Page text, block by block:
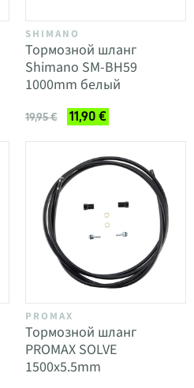
SHIMANO
Тормозной шланг
Shimano SM-BH59
1000mm белый
19,95 € 11,90 €
PROMAX
Тормозной шланг
PROMAX SOLVE
1500x5.5mm